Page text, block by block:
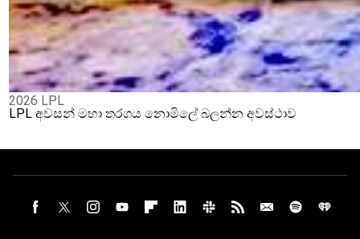
2026 LPL
LPL අවසන් මහා තරගය නොමිලේ බලන්න අවස්ථාව